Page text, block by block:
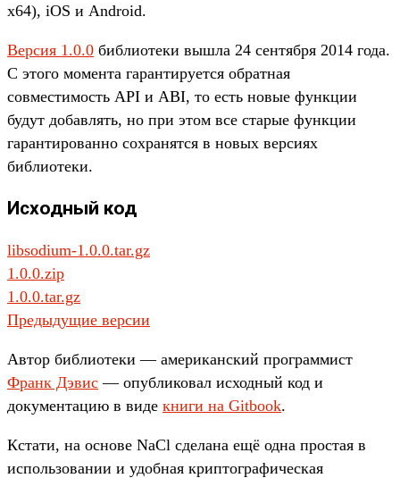
x64), iOS и Android.
Версия 1.0.0 библиотеки вышла 24 сентября 2014 года.
С этого момента гарантируется обратная
совместимость API и ABI, то есть новые функции
будут добавлять, но при этом все старые функции
гарантированно сохранятся в новых версиях
библиотеки.
Исходный код
libsodium-1.0.0.tar.gz
1.0.0.zip
1.0.0.tar.gz
Предыдущие версии
Автор библиотеки — американский программист
Франк Дэвис — опубликовал исходный код и
документацию в виде книги на Gitbook.
Кстати, на основе NaCl сделана ещё одна простая в
использовании и удобная криптографическая